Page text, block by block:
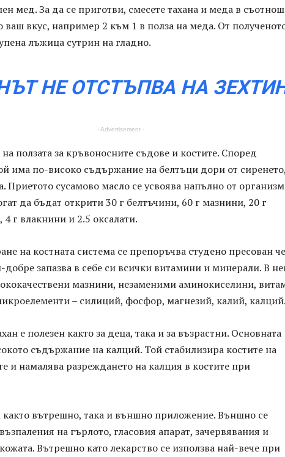
мед. За да се приготви, смесете тахана и меда в
ваш вкус, например 2 към 1 в полза на меда. От
лъжица сутрин на гладно.
НЕ ОТСТЪПВА НА
- Advertisement -
ползата за кръвоносните съдове и костите. Според
има по-високо съдържание на белтъци дори от
Приетото сусамово масло се усвоява напълно от
да бъдат открити 30 г белтъчини, 60 г мазнини, 20 г
4 г влакнини и 2.5 оксалати.
на костната система се препоръчва студено пресован
добре запазва в себе си всички витамини и минерали. В
мазнини, незаменими аминокиселини,
– силиций, фосфор, магнезий, калий,
е полезен както за деца, така и за възрастни. Основната
съдържание на калций. Той стабилизира костите на
и намалява разреждането на калция в костите при
вътрешно, така и външно приложение. Външно се
на гърлото, гласовия апарат, зачервявания и
Вътрешно като лекарство се използва най-вече при